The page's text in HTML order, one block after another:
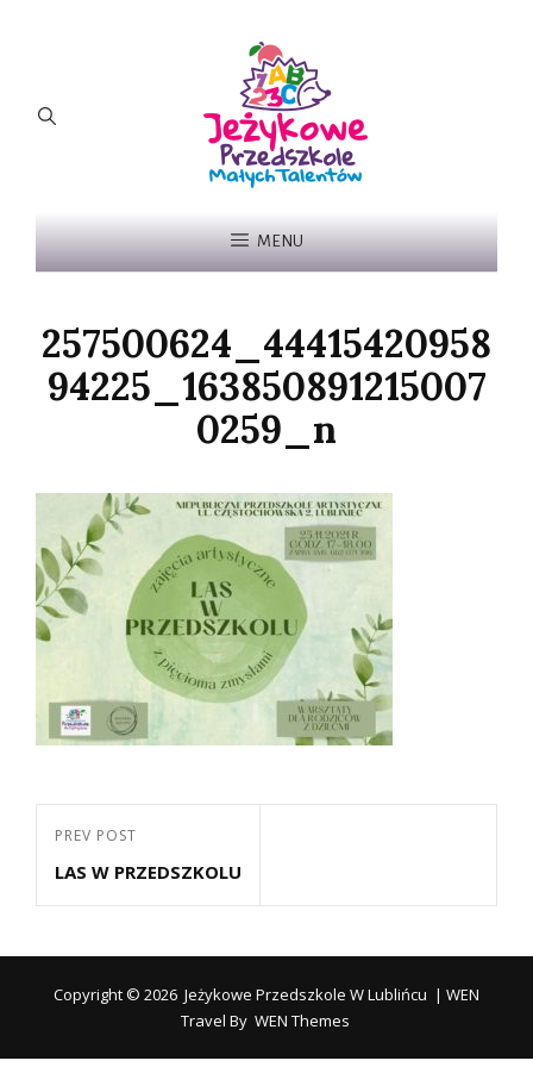
MENU
257500624_44415420958
94225_163850891215007
0259_n
Nawigacja
wpisu
Previous
Post
PREV POST
LAS W PRZEDSZKOLU
Copyright © 2026 Jeżykowe Przedszkole W Lublińcu | WEN
Travel By WEN Themes